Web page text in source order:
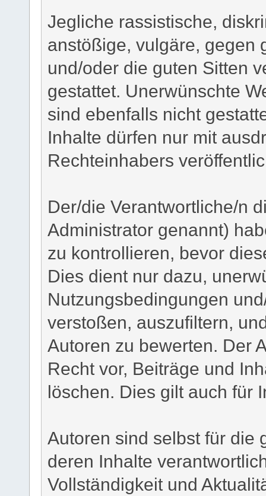
Jegliche rassistische,
anstößige, vulgäre, gegen
und/oder die guten Sitten
gestattet. Unerwünschte
sind ebenfalls nicht
Inhalte dürfen nur mit
Rechteinhabers
Der/die Verantwortliche/n
Administrator genannt)
zu kontrollieren, bevor
Dies dient nur dazu,
Nutzungsbedingungen
verstoßen, auszufiltern,
Autoren zu bewerten. Der
Recht vor, Beiträge und
löschen. Dies gilt auch für
Autoren sind selbst für die
deren Inhalte
Vollständigkeit und